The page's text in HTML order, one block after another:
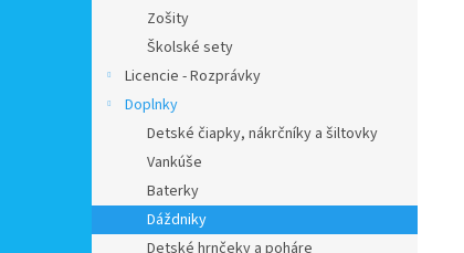
Zošity
Školské sety
Licencie - Rozprávky
Doplnky
Detské čiapky, nákrčníky a šiltovky
Vankúše
Baterky
Dáždniky
Detské hrnčeky a poháre